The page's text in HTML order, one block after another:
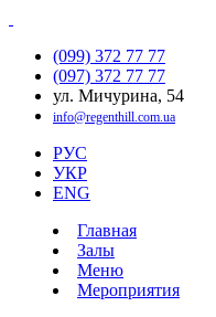
(099) 372 77 77
(097) 372 77 77
ул. Мичурина, 54
info@regenthill.com.ua
РУС
УКР
ENG
Главная
Залы
Меню
Мероприятия